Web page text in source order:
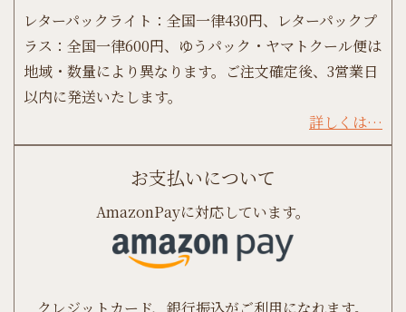
レターパックライト：全国一律430円、レターパックプ
ラス：全国一律600円、ゆうパック・ヤマトクール便は
地域・数量により異なります。ご注文確定後、3営業日
以内に発送いたします。
詳しくは…
お支払いについて
AmazonPayに対応しています。